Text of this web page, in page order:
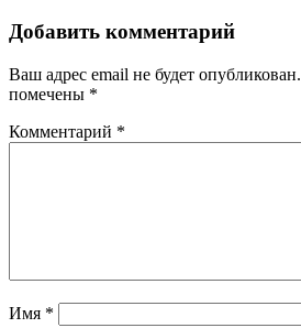
Добавить комментарий
Ваш адрес email не будет опубликован.
помечены *
Комментарий *
Имя *